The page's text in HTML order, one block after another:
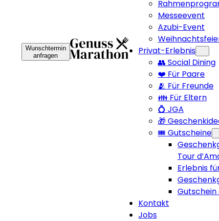
Messeevent
Azubi-Event
Privat-Erlebnis
👥 Social Dining
❤️ Für Paare
🫂 Für Freunde
👪 Für Eltern
💍 JGA
🎁
🎟️ Gutscheine
Tour
Erlebnis
Gutschein
Kontakt
Jobs
Wunschtermin
anfragen